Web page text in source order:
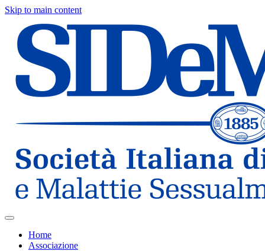
Skip to main content
Home
Associazione